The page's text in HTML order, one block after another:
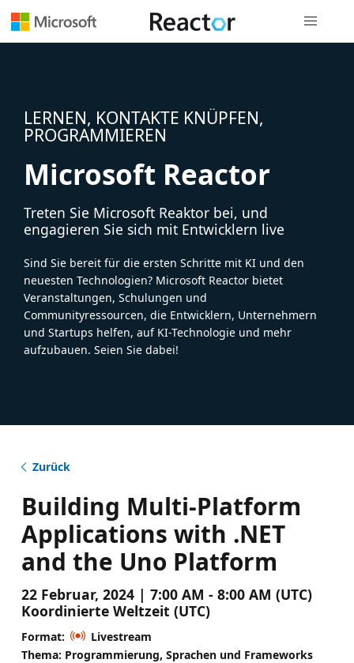
LERNEN, KONTAKTE KNÜPFEN,
PROGRAMMIEREN
Microsoft Reactor
Treten Sie Microsoft Reaktor bei, und
engagieren Sie sich mit Entwicklern live
Sind Sie bereit für die ersten Schritte mit KI und den
neuesten Technologien? Microsoft Reactor bietet
Veranstaltungen, Schulungen und
Communityressourcen, die Entwicklern, Unternehmern
und Startups helfen, auf KI-Technologie und mehr
aufzubauen. Seien Sie dabei!
Zurück
Building Multi-Platform
Applications with .NET
and the Uno Platform
22 Februar, 2024 | 7:00 AM - 8:00 AM (UTC)
Koordinierte Weltzeit (UTC)
Format:
Livestream
Thema: Programmierung, Sprachen und Frameworks